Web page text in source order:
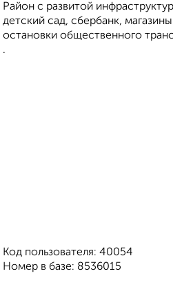
Район с развитой
детский сад, сбербанк,
остановки общественного
.
Код пользователя: 40054
Номер в базе: 8536015